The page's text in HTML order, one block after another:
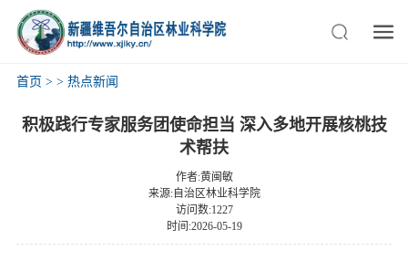
首页 > > 热点新闻
积极践行专家服务团使命担当 深入多地开展核桃技
术帮扶
作者:黄闽敏
来源:自治区林业科学院
访问数:1227
时间:2026-05-19